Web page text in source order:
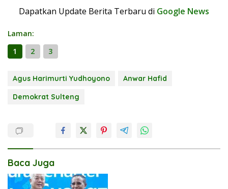
Dapatkan Update Berita Terbaru di Google News
Laman:
1
2 3
Agus Harimurti Yudhoyono
Anwar Hafid
Demokrat Sulteng
Baca Juga